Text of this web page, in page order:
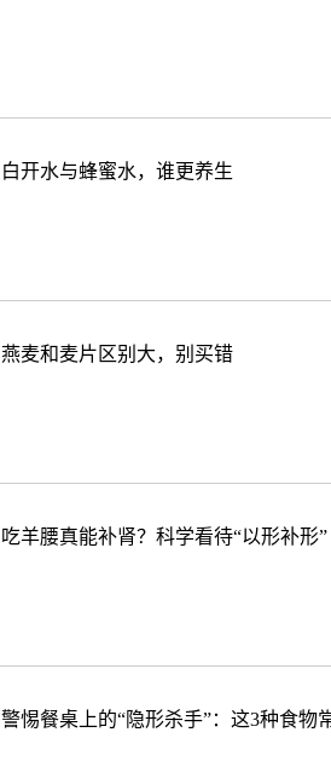
白开水与蜂蜜水，谁更养生
燕麦和麦片区别大，别买错
吃羊腰真能补肾？科学看待“以形补形”
警惕餐桌上的“隐形杀手”：这3种食物